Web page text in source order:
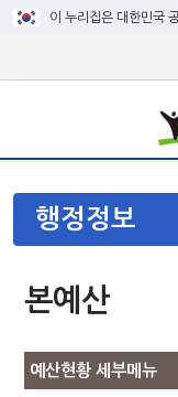
이 누리집은 대한민국
행정정보
본예산
예산현황 세부메뉴